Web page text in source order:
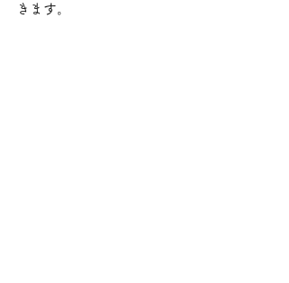
きます。